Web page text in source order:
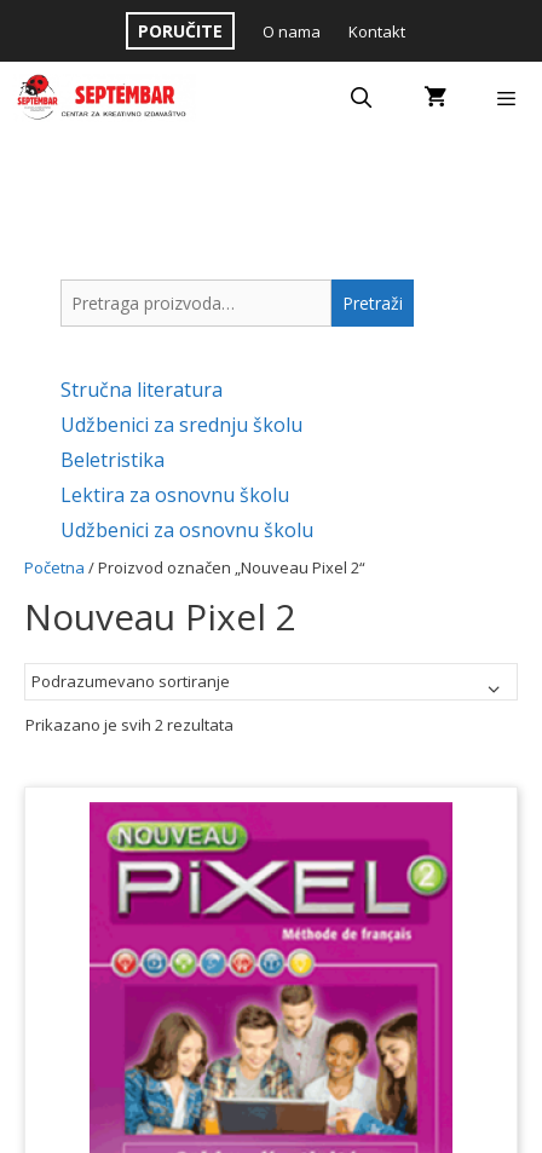
content
PORUČITE O nama Kontakt
Početna / Proizvod označen „Nouveau Pixel 2“
Nouveau Pixel 2
Prikazano je svih 2 rezultata
Pretraga
za:
Pretraži
Stručna literatura
Udžbenici za srednju školu
Beletristika
Lektira za osnovnu školu
Udžbenici za osnovnu školu